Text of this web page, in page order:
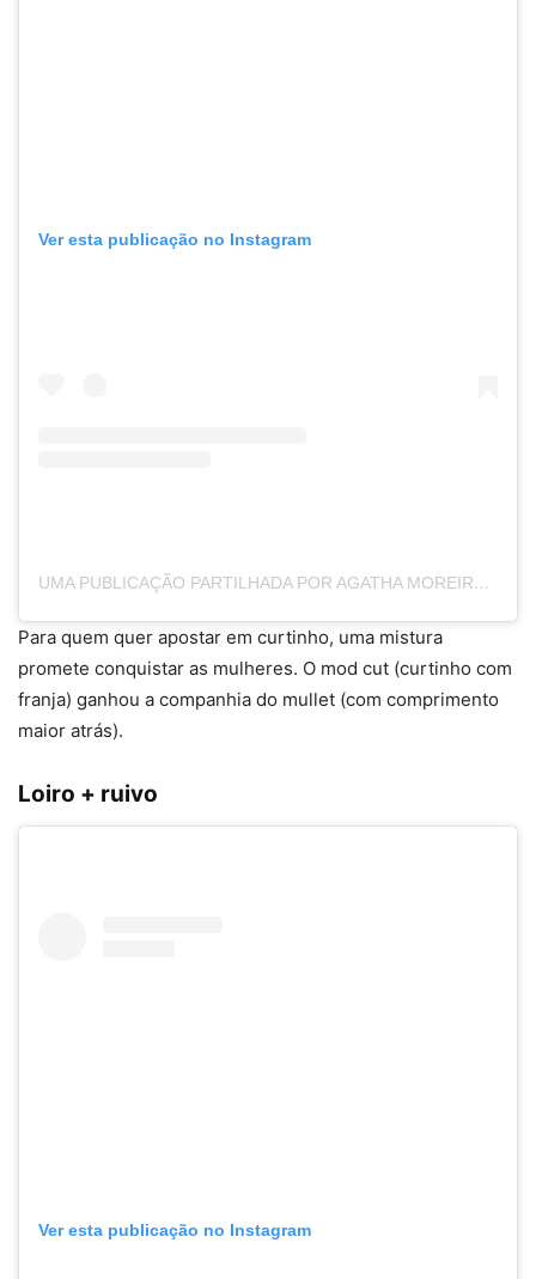
Ver esta publicação no Instagram
UMA PUBLICAÇÃO PARTILHADA POR AGATHA MOREIRA (@AGATHAAMOREIRAA)
Para quem quer apostar em curtinho, uma mistura
promete conquistar as mulheres. O mod cut (curtinho com
franja) ganhou a companhia do mullet (com comprimento
maior atrás).
Loiro + ruivo
Ver esta publicação no Instagram